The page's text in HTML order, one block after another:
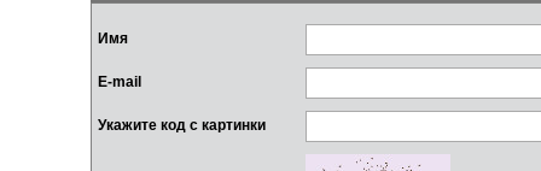
Имя
E-mail
Укажите код с картинки